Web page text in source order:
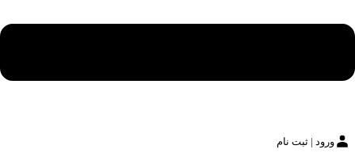
ورود | ثبت نام